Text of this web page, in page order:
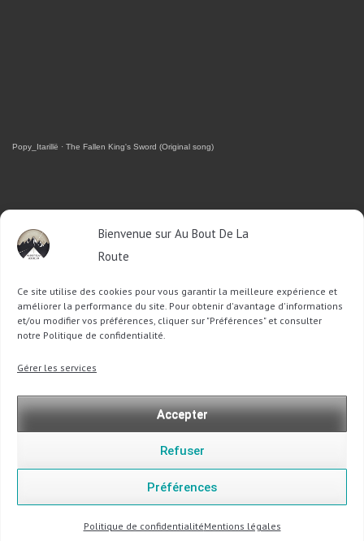
Bienvenue sur Au Bout De La
Route
Ce site utilise des cookies pour vous garantir la meilleure expérience et
améliorer la performance du site. Pour obtenir d'avantage d'informations
et/ou modifier vos préférences, cliquer sur "Préférences" et consulter
notre Politique de confidentialité.
Gérer les services
Accepter
Refuser
Préférences
Politique de confidentialitéMentions légales
Popy_Itarillë · The Fallen King's Sword (Original song)
RETROUVEZ-MOI SUR FACEBOOK
OU SUR TWITTER
Follow @Sophie_ABDLRTweet to @Sophie_ABDLR
:
Copyright @ 2013-2026 Au Bout De La Route |Mentions légales